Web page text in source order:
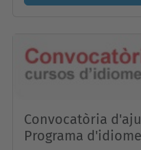
Convocatòria
Programa